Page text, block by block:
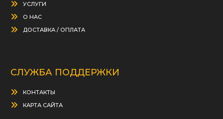
УСЛУГИ
О НАС
ДОСТАВКА / ОПЛАТА
СЛУЖБА ПОДДЕРЖКИ
КОНТАКТЫ
КАРТА САЙТА